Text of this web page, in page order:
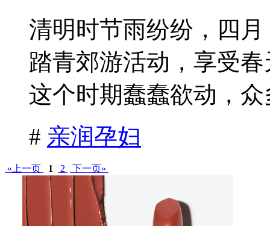
清明时节雨纷纷，四
踏青郊游活动，享受
这个时期蠢蠢欲动，
# 亲润孕妇
«上一页 1 2 下一页»